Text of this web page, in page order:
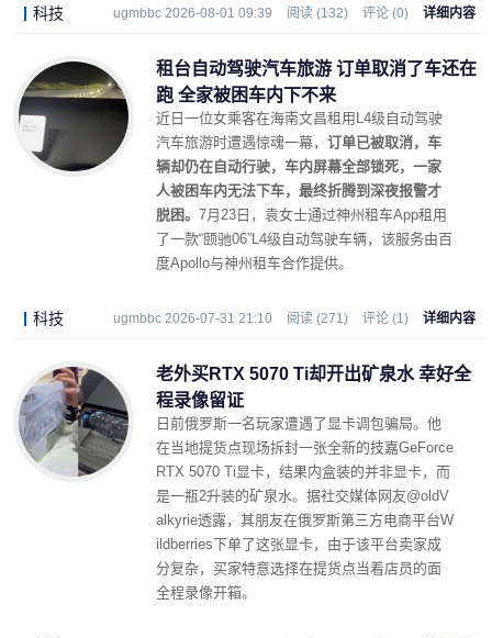
科技 ugmbbc 2026-08-01 09:39 阅读 (132) 评论 (0) 详细内容
租台自动驾驶汽车旅游 订单取消了车还在
跑 全家被困车内下不来
近日一位女乘客在海南文昌租用L4级自动驾驶
汽车旅游时遭遇惊魂一幕， 订单已被取消，车
辆却仍在自动行驶，车内屏幕全部锁死，一家
人被困车内无法下车，最终折腾到深夜报警才
脱困。 7月23日，袁女士通过神州租车App租用
了一款“颐驰06”L4级自动驾驶车辆，该服务由百
度Apollo与神州租车合作提供。
科技 ugmbbc 2026-07-31 21:10 阅读 (271) 评论 (1) 详细内容
老外买RTX 5070 Ti却开出矿泉水 幸好全
程录像留证
日前俄罗斯一名玩家遭遇了显卡调包骗局。他
在当地提货点现场拆封一张全新的技嘉GeForce
RTX 5070 Ti显卡，结果内盒装的并非显卡，而
是一瓶2升装的矿泉水。据社交媒体网友@oldV
alkyrie透露，其朋友在俄罗斯第三方电商平台W
ildberries下单了这张显卡，由于该平台卖家成
分复杂，买家特意选择在提货点当着店员的面
全程录像开箱。